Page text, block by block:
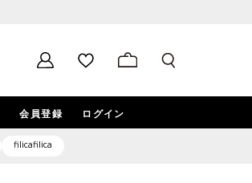
会員登録 ログイン
filicafilica